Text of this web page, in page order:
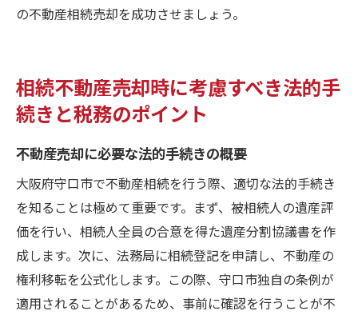
の不動産相続売却を成功させましょう。
相続不動産売却時に考慮すべき法的手
続きと税務のポイント
不動産売却に必要な法的手続きの概要
大阪府守口市で不動産相続を行う際、適切な法的手続き
を知ることは極めて重要です。まず、被相続人の遺産評
価を行い、相続人全員の合意を得た遺産分割協議書を作
成します。次に、法務局に相続登記を申請し、不動産の
権利移転を公式化します。この際、守口市独自の条例が
適用されることがあるため、事前に確認を行うことが不